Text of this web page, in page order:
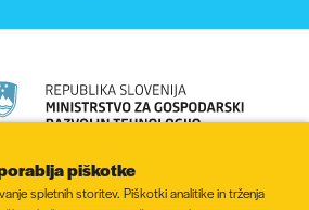
piškotke
spletnih storitev. Piškotki analitike in trženja